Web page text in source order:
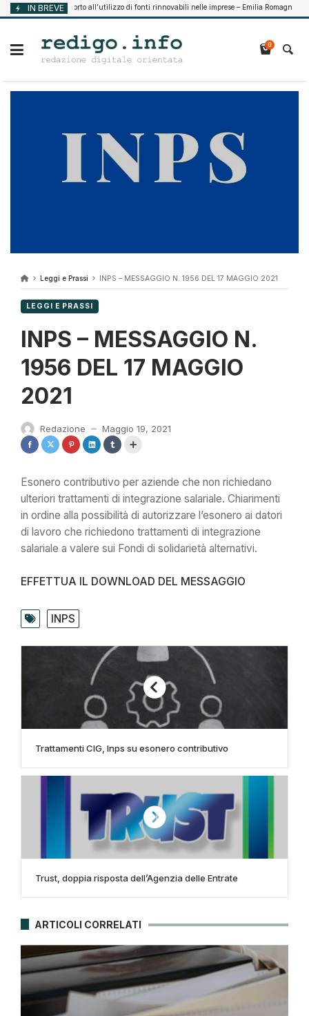
Vai
al
IN BREVE
7, 2026 Supporto all’utilizzo di fonti rinnovabili nelle imprese – Emilia Romagna
0
Leggi e Prassi INPS – MESSAGGIO N. 1956 DEL 17 MAGGIO 2021
LEGGI E PRASSI
INPS – MESSAGGIO N.
1956 DEL 17 MAGGIO
2021
Redazione — Maggio 19, 2021
Esonero contributivo per aziende che non richiedano
ulteriori trattamenti di integrazione salariale. Chiarimenti
in ordine alla possibilità di autorizzare l’esonero ai datori
di lavoro che richiedono trattamenti di integrazione
salariale a valere sui Fondi di solidarietà alternativi.
EFFETTUA IL DOWNLOAD DEL MESSAGGIO
INPS
Trattamenti CIG, Inps su esonero contributivo
Trust, doppia risposta dell’Agenzia delle Entrate
ARTICOLI CORRELATI